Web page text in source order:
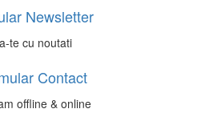
Newsletter
te cu noutati
Contact
offline & online